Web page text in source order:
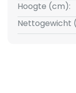
Hoogte (cm):
Nettogewicht